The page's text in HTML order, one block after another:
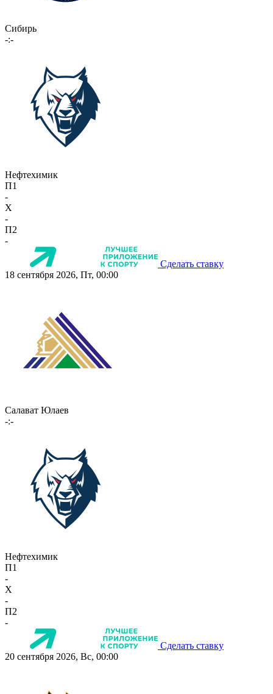
Сибирь
-:-
Нефтехимик
П1
-
X
-
П2
-
Сделать ставку
18 сентября 2026, Пт, 00:00
Салават Юлаев
-:-
Нефтехимик
П1
-
X
-
П2
-
Сделать ставку
20 сентября 2026, Вс, 00:00